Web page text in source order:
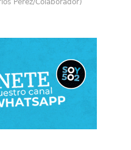
Pérez/Colaborador)